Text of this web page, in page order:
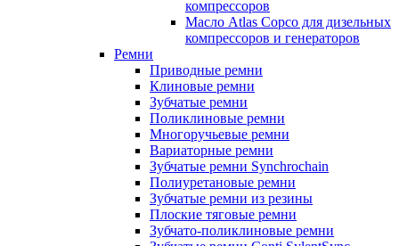
компрессоров
Масло Atlas Copco для дизельных
компрессоров и генераторов
Ремни
Приводные ремни
Клиновые ремни
Зубчатые ремни
Поликлиновые ремни
Многоручьевые ремни
Вариаторные ремни
Зубчатые ремни Synchrochain
Полиуретановые ремни
Зубчатые ремни из резины
Плоские тяговые ремни
Зубчато-поликлиновые ремни